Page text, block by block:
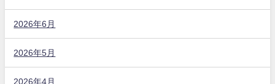
2026年6月
2026年5月
2026年4月